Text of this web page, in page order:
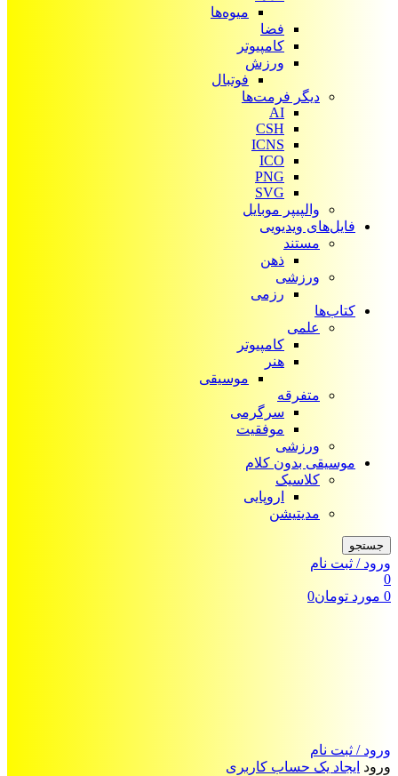
میوه‌ها
فضا
کامپیوتر
ورزش
فوتبال
دیگر فرمت‌ها
AI
CSH
ICNS
ICO
PNG
SVG
والپیپر موبایل
فایل‌های ویدیویی
مستند
ذهن
ورزشی
رزمی
کتاب‌ها
علمی
کامپیوتر
هنر
موسیقی
متفرقه
سرگرمی
موفقیت
ورزشی
موسیقی بدون کلام
کلاسیک
اروپایی
مدیتیشن
جستجو
ورود / ثبت نام
0
0 مورد تومان0
ورود / ثبت نام
ورود ایجاد یک حساب کاربری